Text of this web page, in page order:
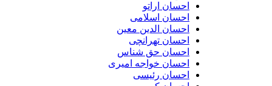
احسان اراتو
احسان اسلامی
احسان الدین معین
احسان تهرانچی
احسان حق شناس
احسان خواجه امیری
احسان رئیسی